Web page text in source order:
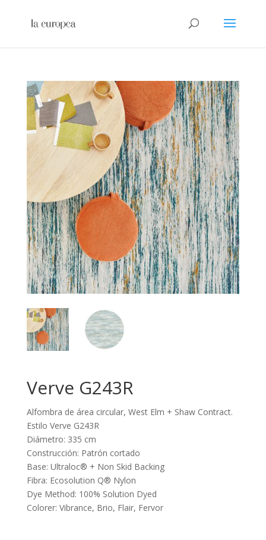
Verve G243R
Alfombra de área circular, West Elm + Shaw Contract.
Estilo Verve G243R
Diámetro: 335 cm
Construcción: Patrón cortado
Base: Ultraloc® + Non Skid Backing
Fibra: Ecosolution Q® Nylon
Dye Method: 100% Solution Dyed
Colorer: Vibrance, Brio, Flair, Fervor